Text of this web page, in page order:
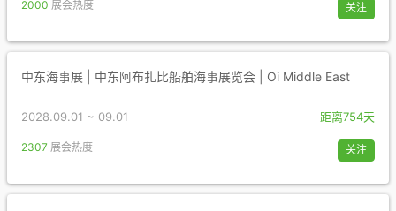
2000 展会热度 关注
中东海事展 | 中东阿布扎比船舶海事展览会 | Oi Middle East
2028.09.01 ~ 09.01 距离754天
2307 展会热度 关注